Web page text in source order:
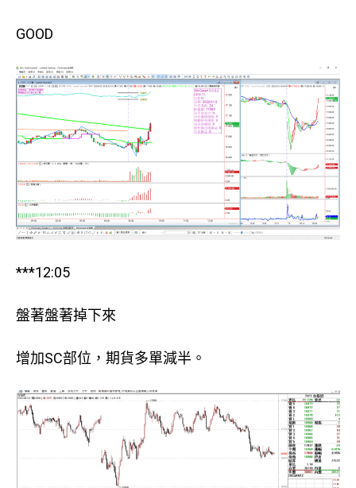
GOOD
***12:05
盤著盤著掉下來
增加SC部位，期貨多單減半。